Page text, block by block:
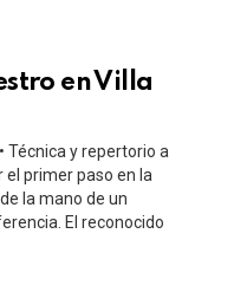
en Villa
Técnica y repertorio a
el primer paso en la
la mano de un
El reconocido